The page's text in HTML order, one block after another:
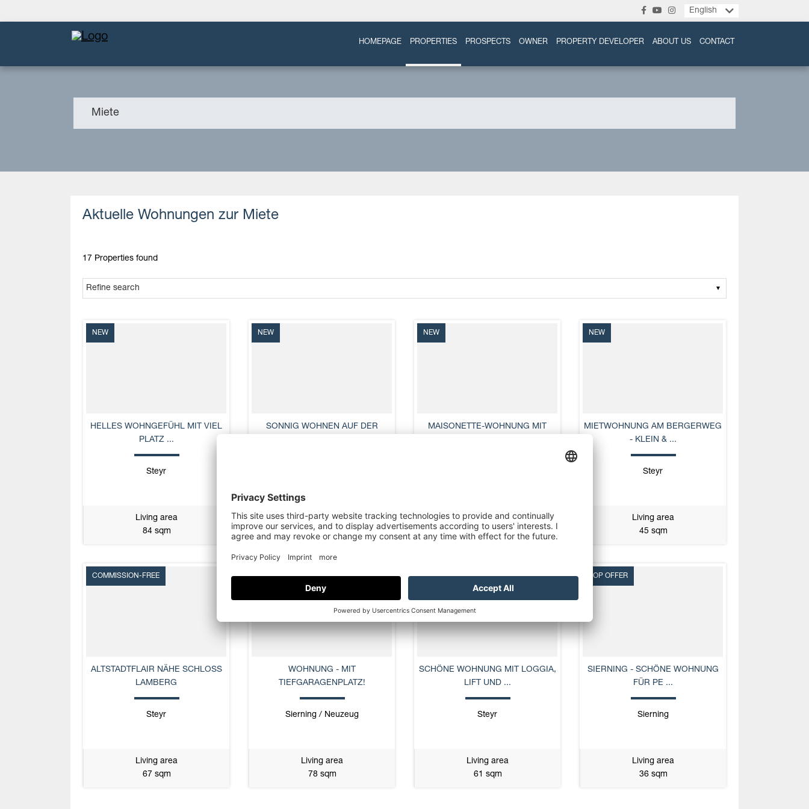
English
HOMEPAGE PROPERTIES PROSPECTS OWNER PROPERTY DEVELOPER ABOUT US CONTACT
Miete
Aktuelle Wohnungen zur Miete
17 Properties found
NEW
HELLES WOHNGEFÜHL MIT VIEL
PLATZ ...
Steyr
Living area
84 sqm
NEW
SONNIG WOHNEN AUF DER
Living area
80 sqm
NEW
MAISONETTE-WOHNUNG MIT
Living area
93 sqm
NEW
MIETWOHNUNG AM BERGERWEG
- KLEIN & ...
Steyr
Living area
45 sqm
COMMISSION-FREE
ALTSTADTFLAIR NÄHE SCHLOSS
LAMBERG
Steyr
Living area
67 sqm
NEW
WOHNUNG - MIT
TIEFGARAGENPLATZ!
Sierning / Neuzeug
Living area
78 sqm
NEW
SCHÖNE WOHNUNG MIT LOGGIA,
LIFT UND ...
Steyr
Living area
61 sqm
TOP OFFER
SIERNING - SCHÖNE WOHNUNG
FÜR PE ...
Sierning
Living area
36 sqm